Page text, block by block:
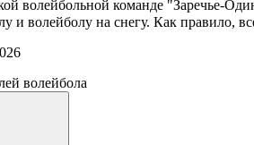
волейбольной команде "Заречье-
и волейболу на снегу. Как
волейбола